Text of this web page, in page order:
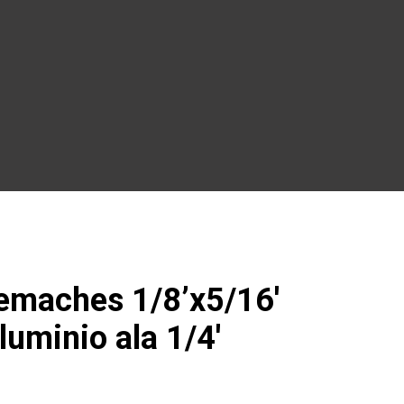
1/8’x5/16′
ala 1/4′